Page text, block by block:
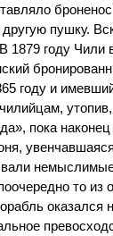
другую пушку.
1879 году Чили
году и
утопив,
пока
увенчавшаяся
немыслимые
то из
оказался